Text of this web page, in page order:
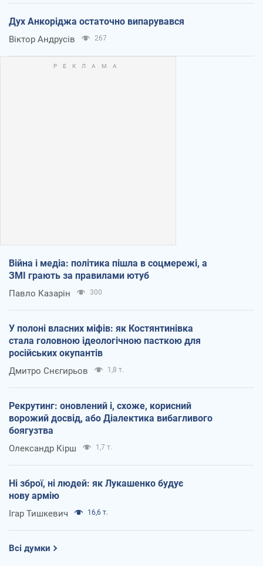
Дух Анкоріджа остаточно випарувався
Віктор Андрусів 267
Війна і медіа: політика пішла в соцмережі, а
ЗМІ грають за правилами ютуб
Павло Казарін 300
У полоні власних міфів: як Костянтинівка
стала головною ідеологічною пасткою для
російських окупантів
Дмитро Снєгирьов 1,8 т.
Рекрутинг: оновлений і, схоже, корисний
ворожий досвід, або Діалектика вибагливого
боягузтва
Олександр Кірш 1,7 т.
Ні зброї, ні людей: як Лукашенко будує
нову армію
Ігар Тишкевич 16,6 т.
Всі думки